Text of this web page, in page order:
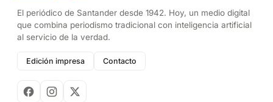
El periódico de Santander desde 1942. Hoy, un medio digital
que combina periodismo tradicional con inteligencia artificial
al servicio de la verdad.
Edición impresa Contacto